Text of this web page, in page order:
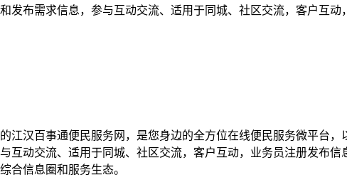
布需求信息，参与互动交流、适用于同城、社区交流，客户互动
江汉百事通便民服务网，是您身边的全方位在线便民服务微平台
动交流、适用于同城、社区交流，客户互动，业务员注册发布信
合信息圈和服务生态。